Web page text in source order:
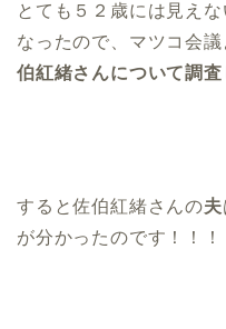
とても５２歳には見え
なったので、マツコ会
伯紅緒さんについて調査
すると佐伯紅緒さんの夫
が分かったのです！！！